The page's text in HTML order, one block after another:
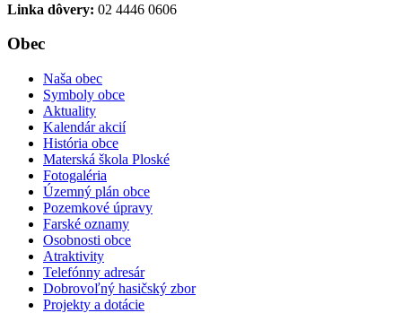
Linka dôvery: 02 4446 0606
Obec
Naša obec
Symboly obce
Aktuality
Kalendár akcií
História obce
Materská škola Ploské
Fotogaléria
Územný plán obce
Pozemkové úpravy
Farské oznamy
Osobnosti obce
Atraktivity
Telefónny adresár
Dobrovoľný hasičský zbor
Projekty a dotácie